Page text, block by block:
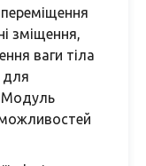
зміщення,
ваги тіла
для
Модуль
можливостей